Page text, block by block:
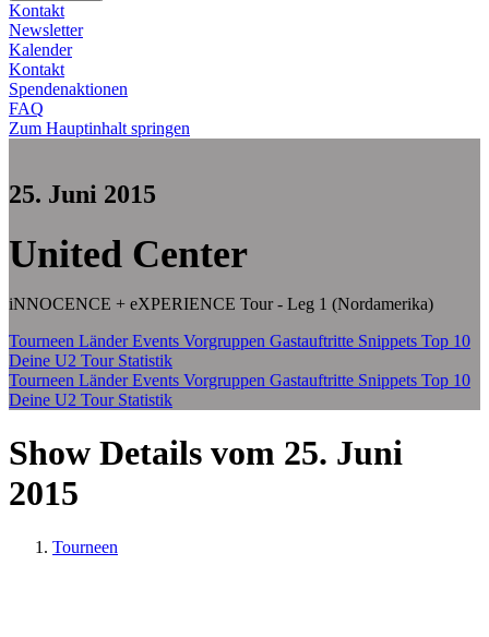
Kontakt
Newsletter
Kalender
Kontakt
Spendenaktionen
FAQ
Zum Hauptinhalt springen
25. Juni 2015
United Center
iNNOCENCE + eXPERIENCE Tour - Leg 1 (Nordamerika)
Tourneen LänderEvents Vorgruppen Gastauftritte Snippets Top 10
Deine U2 Tour Statistik
Tourneen LänderEvents Vorgruppen Gastauftritte Snippets Top 10
Deine U2 Tour Statistik
Show Details vom 25. Juni
2015
Tourneen